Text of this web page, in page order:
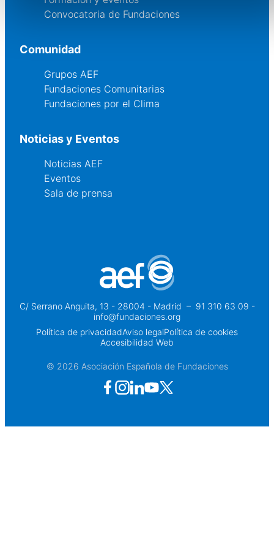
Convocatoria de Fundaciones
Comunidad
Grupos AEF
Fundaciones Comunitarias
Fundaciones por el Clima
Noticias y Eventos
Noticias AEF
Eventos
Sala de prensa
C/ Serrano Anguita, 13 - 28004 - Madrid – 91 310 63 09 -
info@fundaciones.org
Política de privacidadAviso legalPolítica de cookies
Accesibilidad Web
© 2026 Asociación Española de Fundaciones